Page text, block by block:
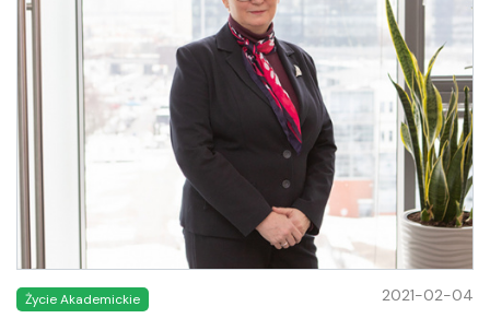
Życie Akademickie 2021-02-04